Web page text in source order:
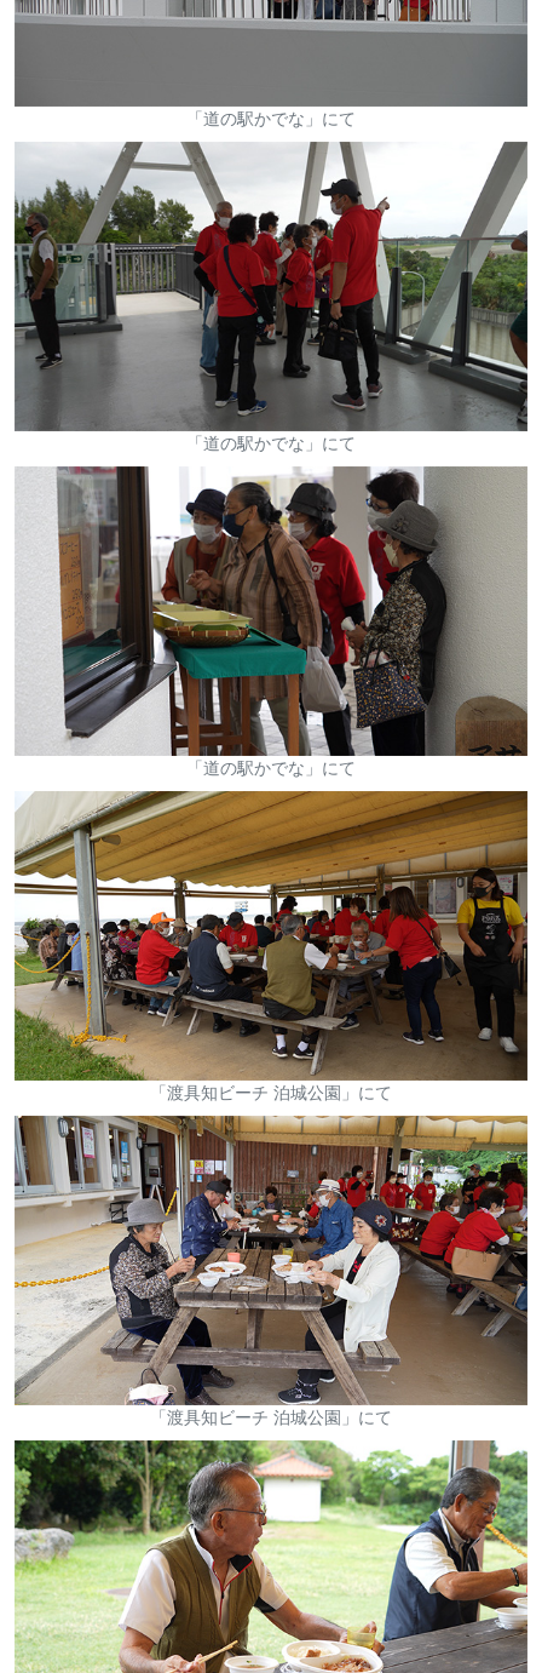
「道の駅かでな」にて
「道の駅かでな」にて
「道の駅かでな」にて
「渡具知ビーチ 泊城公園」にて
「渡具知ビーチ 泊城公園」にて